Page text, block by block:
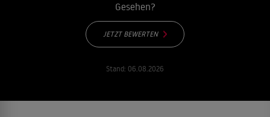
Gesehen?
JETZT BEWERTEN
Stand: 06.08.2026